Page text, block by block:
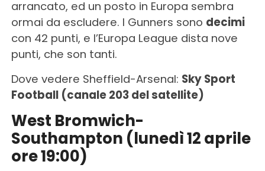
arrancato, ed un posto in Europa sembra
ormai da escludere. I Gunners sono decimi
con 42 punti, e l’Europa League dista nove
punti, che son tanti.
Dove vedere Sheffield-Arsenal: Sky Sport
Football (canale 203 del satellite)
West Bromwich-
Southampton (lunedì 12 aprile
ore 19:00)